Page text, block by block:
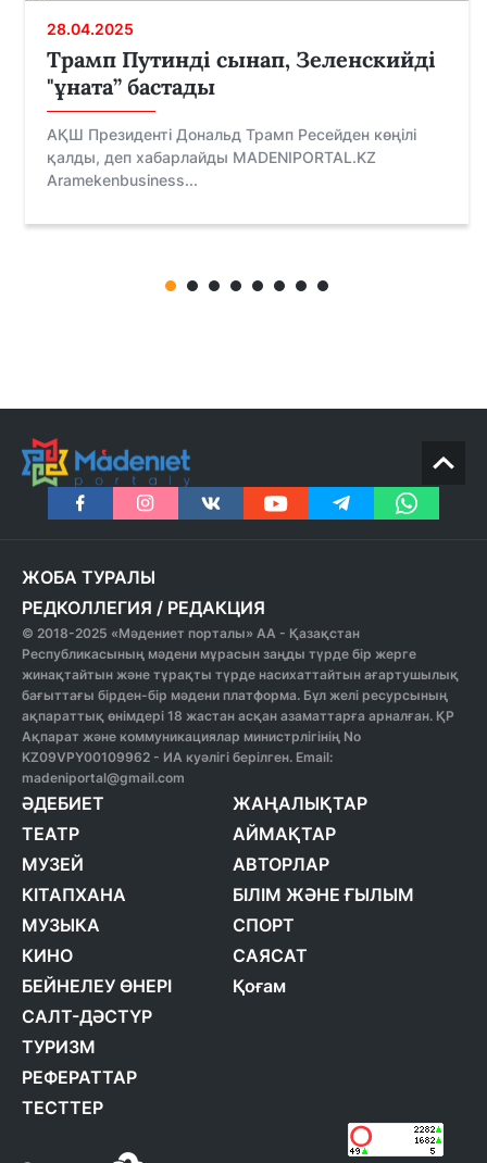
28.04.2025
Трамп Путинді сынап, Зеленскийді
"ұната” бастады
АҚШ Президенті Дональд Трамп Ресейден көңілі
қалды, деп хабарлайды MADENIPORTAL.KZ
Aramekenbusiness...
ЖОБА ТУРАЛЫ
РЕДКОЛЛЕГИЯ / РЕДАКЦИЯ
© 2018-2025 «Мәдениет порталы» АА - Қазақстан
Республикасының мәдени мұрасын заңды түрде бір жерге
жинақтайтын және тұрақты түрде насихаттайтын ағартушылық
бағыттағы бірден-бір мәдени платформа. Бұл желі ресурсының
ақпараттық өнімдері 18 жастан асқан азаматтарға арналған. ҚР
Ақпарат және коммуникациялар министрлігінің No
KZ09VPY00109962 - ИА куәлігі берілген. Email:
madeniportal@gmail.com
ӘДЕБИЕТ
ТЕАТР
МУЗЕЙ
КІТАПХАНА
МУЗЫКА
КИНО
БЕЙНЕЛЕУ ӨНЕРІ
САЛТ-ДӘСТҮР
ТУРИЗМ
РЕФЕРАТТАР
ТЕСТТЕР
ЖАҢАЛЫҚТАР
АЙМАҚТАР
АВТОРЛАР
БІЛІМ ЖӘНЕ ҒЫЛЫМ
СПОРТ
САЯСАТ
Қоғам